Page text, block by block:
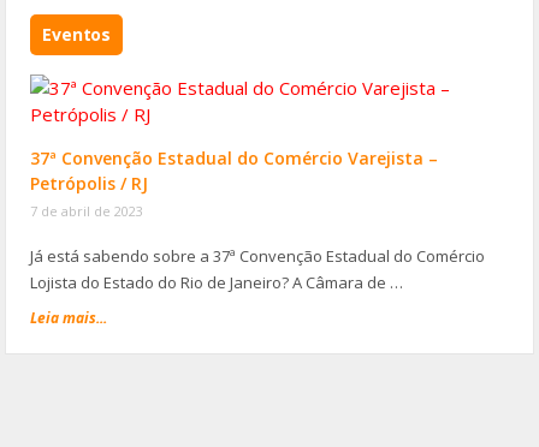
Eventos
37ª Convenção Estadual do Comércio Varejista –
Petrópolis / RJ
7 de abril de 2023
Já está sabendo sobre a 37ª Convenção Estadual do Comércio
Lojista do Estado do Rio de Janeiro? A Câmara de …
Leia mais...